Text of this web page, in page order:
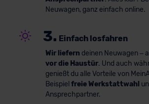
Neuwagen, ganz einfach online.
3. Einfach losfahren
Wir liefern deinen Neuwagen –
vor die Haustür. Und auch
genießt du alle Vorteile von
Beispiel freie Werkstattwahl
Ansprechpartner.